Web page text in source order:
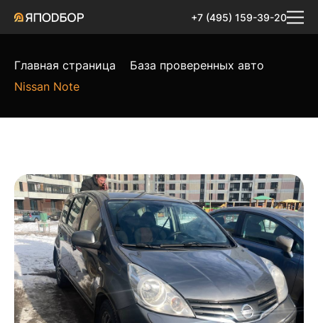
+7 (495) 159-39-20
Главная страница
База проверенных авто
Nissan Note